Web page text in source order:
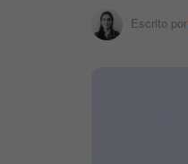
Escrito por